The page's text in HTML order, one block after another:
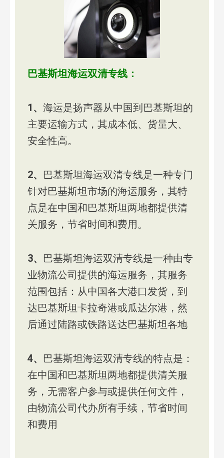
巴基斯坦海运双清专线：
1、 海运是扬声器从中国到巴基斯坦的
主要运输方式，其成本低、货量大、
安全性高。
2、 巴基斯坦海运双清专线是一种专门
针对巴基斯坦市场的海运服务，其特
点是在中国和巴基斯坦两地都提供清
关服务，节省时间和费用。
3、 巴基斯坦海运双清专线是一种由专
业物流公司提供的海运服务，其服务
范围包括：从中国各大港口发货，到
达巴基斯坦卡拉奇港或瓜达尔港，然
后通过陆路或铁路送达巴基斯坦各地
4、 巴基斯坦海运双清专线的特点是：
在中国和巴基斯坦两地都提供清关服
务，无需客户参与或提供任何文件，
由物流公司代办所有手续，节省时间
和费用